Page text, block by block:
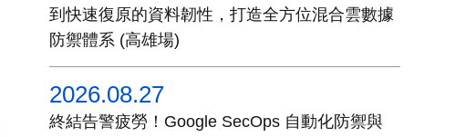
到快速復原的資料韌性，打造全方位混合雲數據
防禦體系 (高雄場)
2026.08.27
終結告警疲勞！Google SecOps 自動化防禦與